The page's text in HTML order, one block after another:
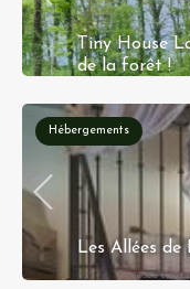
Tiny House
de la forêt !
Hébergements
Les Allées de
44 rue Sala 69002